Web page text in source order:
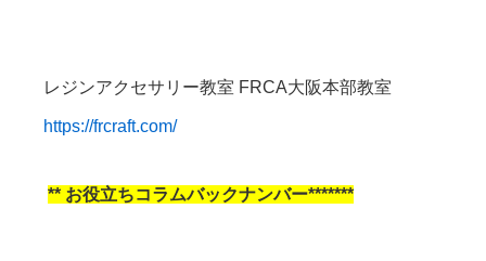
レジンアクセサリー教室 FRCA大阪本部教室
https://frcraft.com/
** お役立ちコラムバックナンバー*******